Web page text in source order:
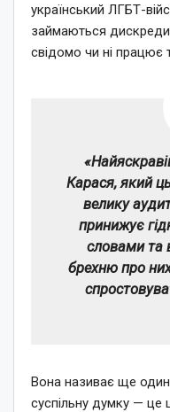
український ЛГБТ-
займаються
свідомо чи ні працює
Карася, який
велику
принижує
словами та
брехню про
Вона називає ще
суспільну думку — це